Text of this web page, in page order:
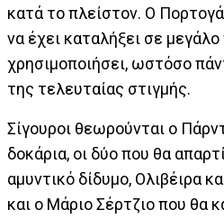
κατά το πλείστον. Ο
να έχει καταλήξει σε
χρησιμοποιήσει, ωστόσο
της τελευταίας στιγμής.
Σίγουροι θεωρούνται ο
δοκάρια, οι δύο που θα
αμυντικό δίδυμο, Ολιβέιρα
και ο Μάριο Σέρτζιο που θα